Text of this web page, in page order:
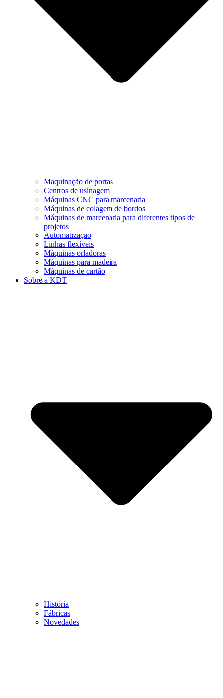
Maquinação de portas
Centros de usinagem
Máquinas CNC para marcenaria
Máquinas de colagem de bordos
Máquinas de marcenaria para diferentes tipos de
projetos
Automatização
Linhas flexíveis
Máquinas orladoras
Máquinas para madeira
Máquinas de cartão
Sobre a KDT
História
Fábricas
Novedades